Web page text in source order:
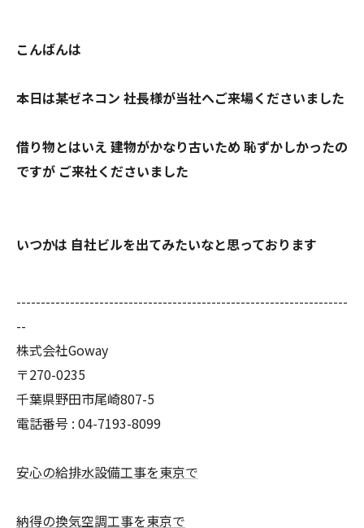
こんばんは
本日は某ゼネコン 社長様が当社へご来場くださいました
借り物とはいえ 建物がかなり古いため 恥ずかしかったの
ですが ご来社くださいました
いつかは 自社ビルを出てみたいなと思っております
--------------------------------------------------------------------
--
株式会社Goway
〒270-0235
千葉県野田市尾崎807-5
電話番号 : 04-7193-8099
安心の給排水設備工事を東京で
納得の換気空調工事を東京で